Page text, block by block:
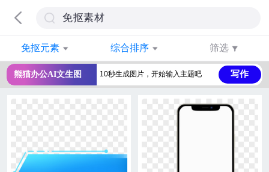
免抠元素 综合排序 筛选
熊猫办公AI文生图 写作